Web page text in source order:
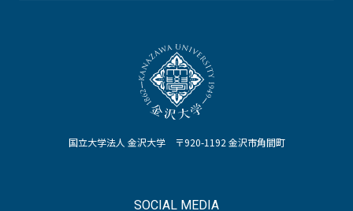
国立大学法人 金沢大学 〒920-1192 金沢市角間町
SOCIAL MEDIA